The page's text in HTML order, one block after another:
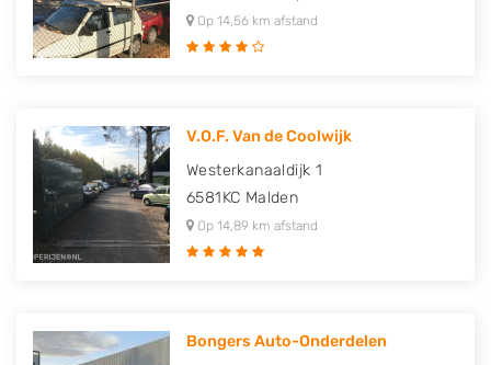
Op 14,56 km afstand
V.O.F. Van de Coolwijk
Westerkanaaldijk 1
6581KC Malden
Op 14,89 km afstand
Bongers Auto-Onderdelen